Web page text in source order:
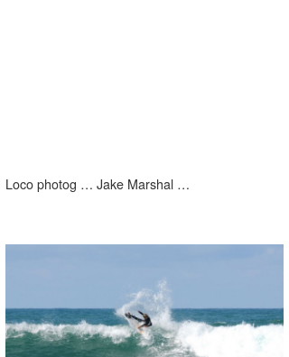
Loco photog … Jake Marshal …